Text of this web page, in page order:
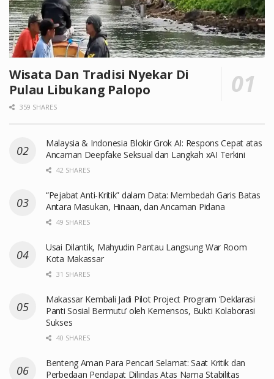
Wisata Dan Tradisi Nyekar Di
Pulau Libukang Palopo
359 SHARES
Malaysia & Indonesia Blokir Grok AI: Respons Cepat atas
Ancaman Deepfake Seksual dan Langkah xAI Terkini
42 SHARES
“Pejabat Anti-Kritik” dalam Data: Membedah Garis Batas
Antara Masukan, Hinaan, dan Ancaman Pidana
49 SHARES
Usai Dilantik, Mahyudin Pantau Langsung War Room
Kota Makassar
31 SHARES
Makassar Kembali Jadi Pilot Project Program ‘Deklarasi
Panti Sosial Bermutu’ oleh Kemensos, Bukti Kolaborasi
Sukses
40 SHARES
Benteng Aman Para Pencari Selamat: Saat Kritik dan
Perbedaan Pendapat Dilindas Atas Nama Stabilitas